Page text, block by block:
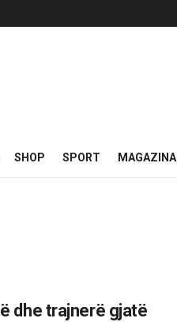
SHOP SPORT MAGAZINA
dhe trajnerë gjatë